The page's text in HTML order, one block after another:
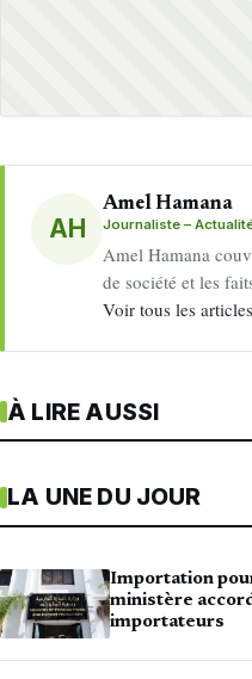
AH
Amel Hamana
Journaliste –
Amel Hamana
de société et les
Voir tous les
À LIRE AUSSI
LA UNE DU JOUR
Importation
ministère
importateurs